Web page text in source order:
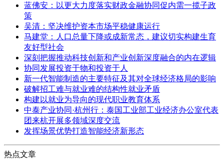
蓝佛安：以更大力度落实财政金融协同促内需一揽子政
策
吴清：坚决维护资本市场平稳健康运行
马建堂：人口总量下降或成新常态，建议切实构建生育
友好型社会
深刻把握推动科技创新和产业创新深度融合的内在逻辑
协同发展投资于物和投资于人
新一代智能制造的主要特征及其对全球经济格局的影响
破解招工难与就业难的结构性就业矛盾
构建以就业为导向的现代职业教育体系
中泰产业协同·杭州行：泰国工业部工业经济办公室代表
团来杭开展多领域深度交流
发挥场景优势打造智能经济新形态
热点文章